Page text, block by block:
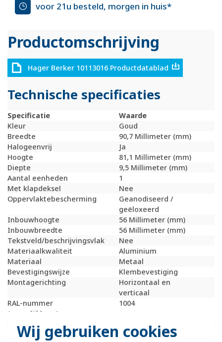
Wij gebruiken cookies
voor 21u besteld, morgen in huis*
Productomschrijving
Hager Berker 10113016 Productdatablad
Technische specificaties
Specificatie
Waarde
Kleur
Goud
Breedte
90,7 Millimeter (mm)
Halogeenvrij
Ja
Hoogte
81,1 Millimeter (mm)
Diepte
9,5 Millimeter (mm)
Aantal eenheden
1
Met klapdeksel
Nee
Oppervlaktebescherming
Geanodiseerd /
geëloxeerd
Inbouwhoogte
56 Millimeter (mm)
Inbouwbreedte
56 Millimeter (mm)
Tekstveld/beschrijvingsvlak
Nee
Materiaalkwaliteit
Aluminium
Materiaal
Metaal
Bevestigingswijze
Klembevestiging
Montagerichting
Horizontaal en
verticaal
RAL-nummer
(vergelijkbaar)
1004
Slagvastheid
Beschermingsgraad (IP)
IP20